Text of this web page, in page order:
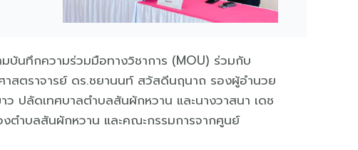
บันทึกความร่วมมือทางวิชาการ (MOU) ร่วมกับ
สตราจารย์ ดร.ชยานนท์ สวัสดีนฤนาถ รองผู้อำนวย
ปลัดเทศบาลตำบลสันผักหวาน และนางวาสนา เดช
ตำบลสันผักหวาน และคณะกรรมการจากศูนย์